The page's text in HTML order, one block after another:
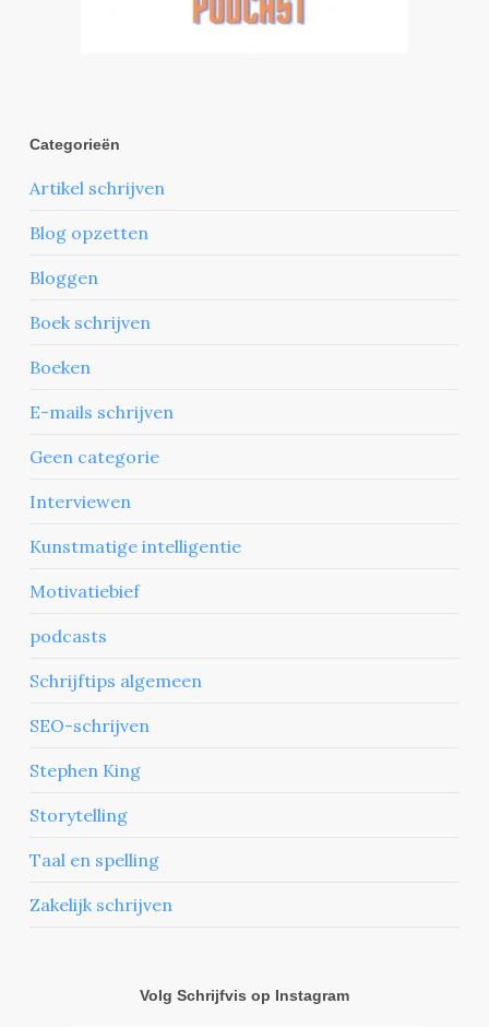
Categorieën
Artikel schrijven
Blog opzetten
Bloggen
Boek schrijven
Boeken
E-mails schrijven
Geen categorie
Interviewen
Kunstmatige intelligentie
Motivatiebief
podcasts
Schrijftips algemeen
SEO-schrijven
Stephen King
Storytelling
Taal en spelling
Zakelijk schrijven
Volg Schrijfvis op Instagram